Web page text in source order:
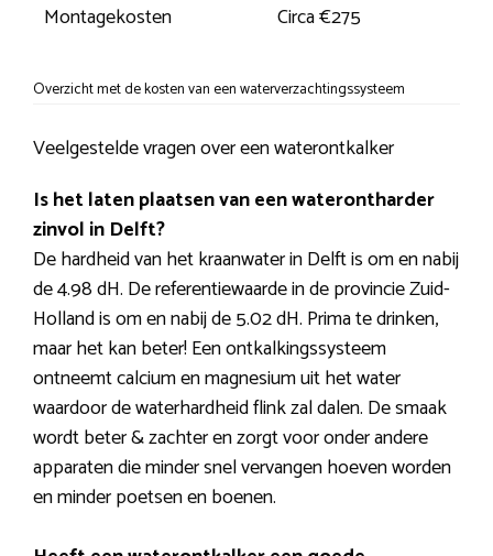
Montagekosten
Circa €275
Overzicht met de kosten van een waterverzachtingssysteem
Veelgestelde vragen over een waterontkalker
Is het laten plaatsen van een waterontharder
zinvol in Delft?
De hardheid van het kraanwater in Delft is om en nabij
de 4.98 dH. De referentiewaarde in de provincie Zuid-
Holland is om en nabij de 5.02 dH. Prima te drinken,
maar het kan beter! Een ontkalkingssysteem
ontneemt calcium en magnesium uit het water
waardoor de waterhardheid flink zal dalen. De smaak
wordt beter & zachter en zorgt voor onder andere
apparaten die minder snel vervangen hoeven worden
en minder poetsen en boenen.